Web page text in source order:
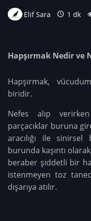
Elif Sara 1 dk
Hapşırmak Nedir ve
Hapşırmak,
biridir.
Nefes alıp
parçacıklar buruna
aracılığı ile
burunda kaşıntı
beraber şiddetli bir
istenmeyen toz
dışarıya atılır.